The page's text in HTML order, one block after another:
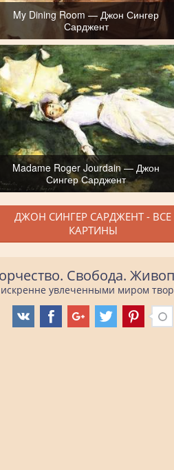
My Dining Room — Джон Сингер
Сарджент
Madame Roger Jourdain — Джон
Сингер Сарджент
ДЖОН СИНГЕР САРДЖЕНТ - ВСЕ
КАРТИНЫ
Свобода.
увлеченными миром